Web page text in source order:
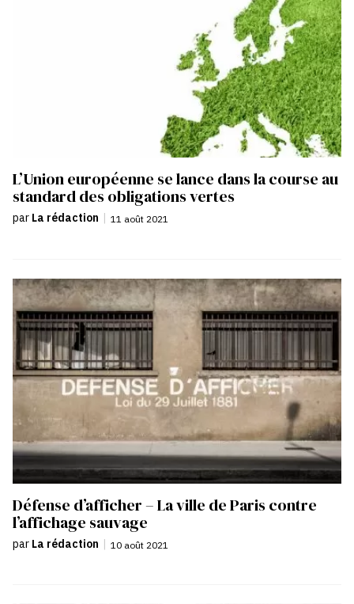
L’Union européenne se lance dans la course au
standard des obligations vertes
par La rédaction 11 août 2021
Défense d’afficher – La ville de Paris contre
l’affichage sauvage
par La rédaction | 10 août 2021